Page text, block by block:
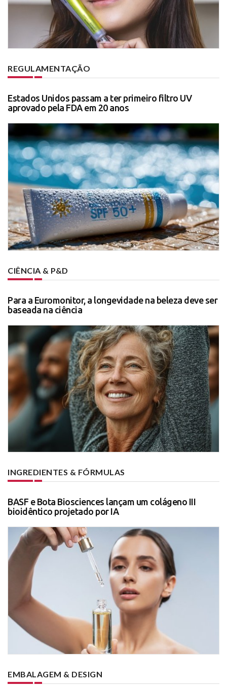
REGULAMENTAÇÃO
Estados Unidos passam a ter primeiro filtro UV
aprovado pela FDA em 20 anos
CIÊNCIA & P&D
Para a Euromonitor, a longevidade na beleza deve ser
baseada na ciência
INGREDIENTES & FÓRMULAS
BASF e Bota Biosciences lançam um colágeno III
bioidêntico projetado por IA
EMBALAGEM & DESIGN